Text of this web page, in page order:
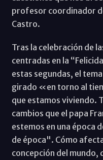
profesor coordinador
Castro.
Tras la celebración de
centradas en la
estas segundas, el
girado «en torno al
que estamos viviendo.
cambios que el papa
estemos en una época
de época". Cómo
concepción del mundo,